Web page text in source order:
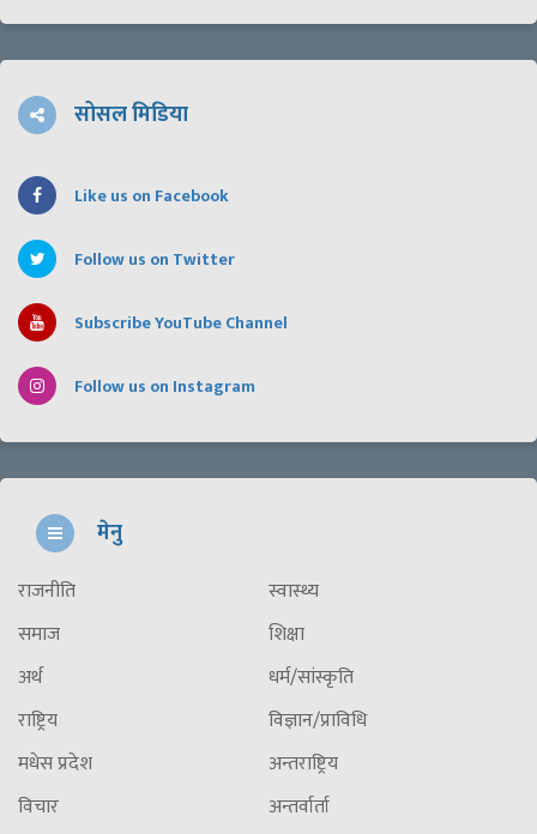
सोसल मिडिया
Like us on Facebook
Follow us on Twitter
Subscribe YouTube Channel
Follow us on Instagram
मेनु
राजनीति
समाज
अर्थ
राष्ट्रिय
मधेस प्रदेश
विचार
स्वास्थ्य
शिक्षा
धर्म/सांस्कृति
विज्ञान/प्राविधि
अन्तराष्ट्रिय
अन्तर्वार्ता